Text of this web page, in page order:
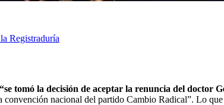
Registraduría
“se tomó la decisión de aceptar la renuncia del doctor
nacional del partido Cambio Radical”. Lo